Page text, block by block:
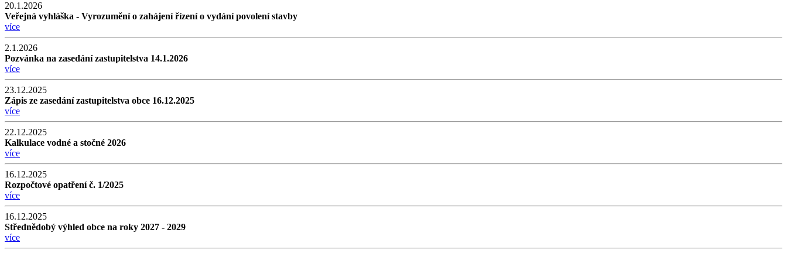
20.1.2026
Veřejná vyhláška - Vyrozumění o zahájení řízení o vydání povolení stavby
více
2.1.2026
Pozvánka na zasedání zastupitelstva 14.1.2026
více
23.12.2025
Zápis ze zasedání zastupitelstva obce 16.12.2025
více
22.12.2025
Kalkulace vodné a stočné 2026
více
16.12.2025
Rozpočtové opatření č. 1/2025
více
16.12.2025
Střednědobý výhled obce na roky 2027 - 2029
více